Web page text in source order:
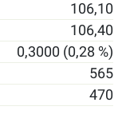
106,10
106,40
0,3000 (0,28 %)
565
470